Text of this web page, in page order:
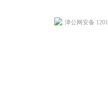
津公网安备